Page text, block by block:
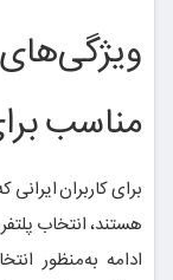
مناسب
هستند، انتخاب
ادامه به‌منظور